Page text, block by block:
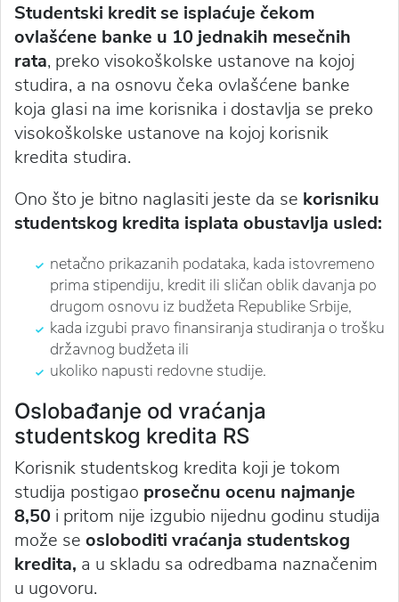
Studentski kredit se isplaćuje čekom
ovlašćene banke u 10 jednakih mesečnih
rata, preko visokoškolske ustanove na kojoj
studira, a na osnovu čeka ovlašćene banke
koja glasi na ime korisnika i dostavlja se preko
visokoškolske ustanove na kojoj korisnik
kredita studira.
Ono što je bitno naglasiti jeste da se korisniku
studentskog kredita isplata obustavlja usled:
netačno prikazanih podataka, kada istovremeno
prima stipendiju, kredit ili sličan oblik davanja po
drugom osnovu iz budžeta Republike Srbije,
kada izgubi pravo finansiranja studiranja o trošku
državnog budžeta ili
ukoliko napusti redovne studije.
Oslobađanje od vraćanja
studentskog kredita RS
Korisnik studentskog kredita koji je tokom
studija postigao prosečnu ocenu najmanje
8,50 i pritom nije izgubio nijednu godinu studija
može se osloboditi vraćanja studentskog
kredita, a u skladu sa odredbama naznačenim
u ugovoru.